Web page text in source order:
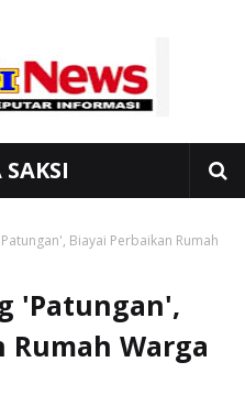
Biayai Perbaikan Rumah
'Patungan',
Rumah Warga